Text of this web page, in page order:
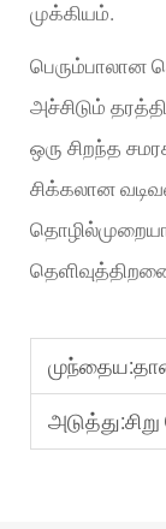
முக்கியம்.
பெரும்பாலான
அச்சிடும்
ஒரு சிறந்த
சிக்கலான
முந்தைய:
அடுத்து:சிறு